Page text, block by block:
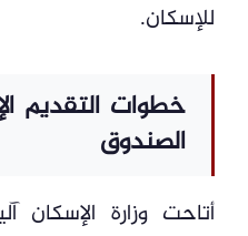
للإسكان.
خطوات التقديم
الصندوق
أتاحت وزارة الإسكان